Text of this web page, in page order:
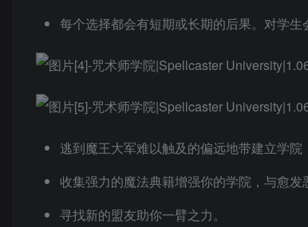
每个选择都会有短期或长期的后果。对学生
逃到魔王大军难以触及的偏远地带建立学
收集强力的魔法典籍增强你的学院，与愈发
寻找新的盟友助你一臂之力。